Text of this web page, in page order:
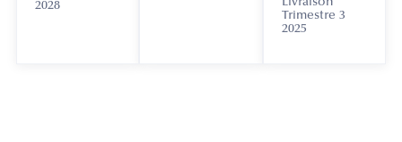
2028
Trimestre 3
2025